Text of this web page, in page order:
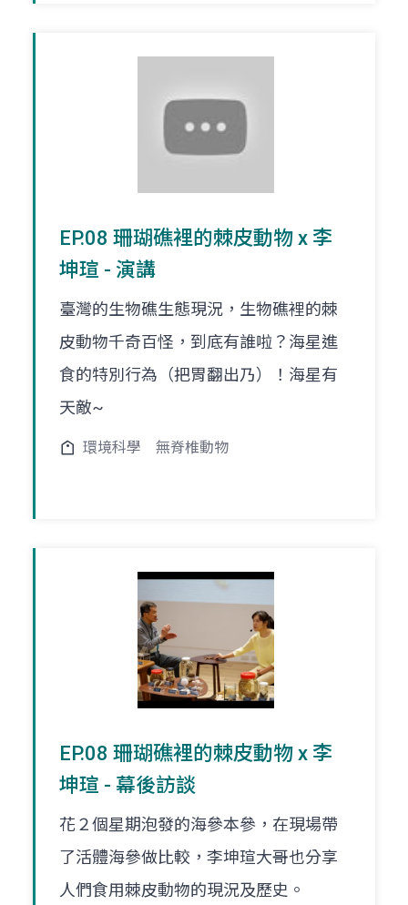
EP.08 珊瑚礁裡的棘皮動物 x 李
坤瑄 - 演講
臺灣的生物礁生態現況，生物礁裡的棘
皮動物千奇百怪，到底有誰啦？海星進
食的特別行為（把胃翻出乃）！海星有
天敵~
環境科學 無脊椎動物
EP.08 珊瑚礁裡的棘皮動物 x 李
坤瑄 - 幕後訪談
花２個星期泡發的海參本參，在現場帶
了活體海參做比較，李坤瑄大哥也分享
人們食用棘皮動物的現況及歷史。